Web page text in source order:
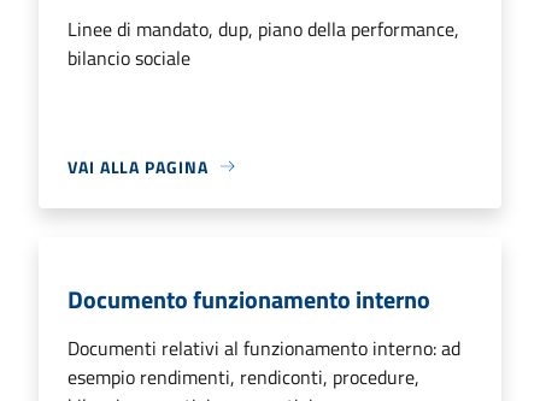
Linee di mandato, dup, piano della performance,
bilancio sociale
VAI ALLA PAGINA
Documento funzionamento interno
Documenti relativi al funzionamento interno: ad
esempio rendimenti, rendiconti, procedure,